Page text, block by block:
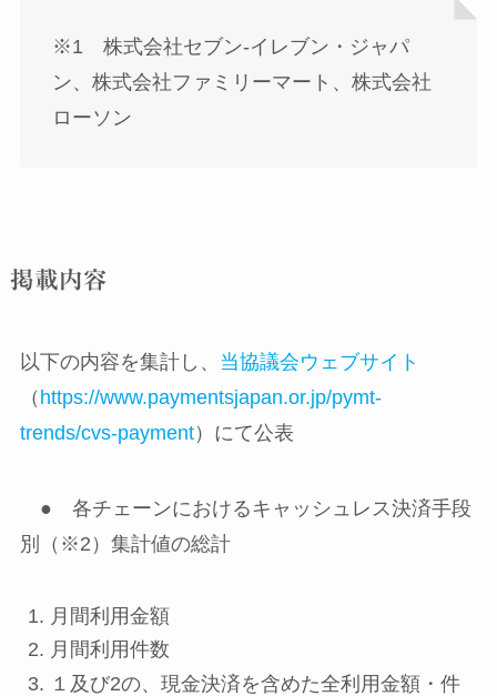
※1 株式会社セブン‐イレブン・ジャパ
ン、株式会社ファミリーマート、株式会社
ローソン
掲載内容
以下の内容を集計し、 当協議会ウェブサイト
（ https://www.paymentsjapan.or.jp/pymt-
trends/cvs-payment）にて公表
● 各チェーンにおけるキャッシュレス決済手段
別（※2）集計値の総計
月間利用金額
月間利用件数
１及び2の、現金決済を含めた全利用金額・件